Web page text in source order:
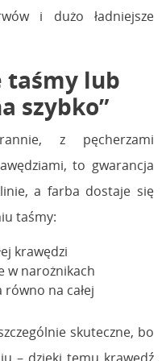
i dużo ładniejsze
taśmy lub
szybko”
z pęcherzami
to gwarancja
a farba dostaje się
taśmy:
krawędzi
w narożnikach
na całej
skuteczne, bo